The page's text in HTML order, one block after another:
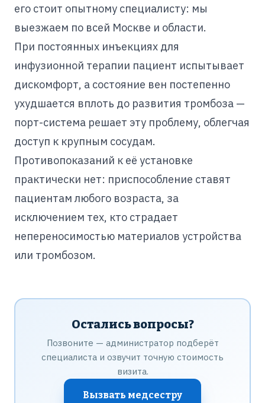
его стоит опытному специалисту: мы
выезжаем по всей Москве и области.
При постоянных инъекциях для
инфузионной терапии пациент испытывает
дискомфорт, а состояние вен постепенно
ухудшается вплоть до развития тромбоза —
порт-система решает эту проблему, облегчая
доступ к крупным сосудам.
Противопоказаний к её установке
практически нет: приспособление ставят
пациентам любого возраста, за
исключением тех, кто страдает
непереносимостью материалов устройства
или тромбозом.
Остались вопросы?
Позвоните — администратор подберёт
специалиста и озвучит точную стоимость
визита.
Вызвать медсестру